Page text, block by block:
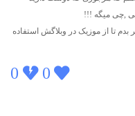
,چی میگه !!!
تا از موزیک در وبلاگش استفاده
0
0